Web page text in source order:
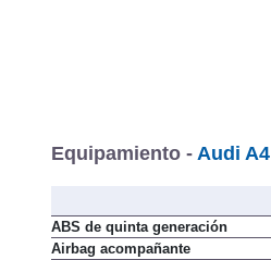
Equipamiento - Audi
ABS de quinta generación